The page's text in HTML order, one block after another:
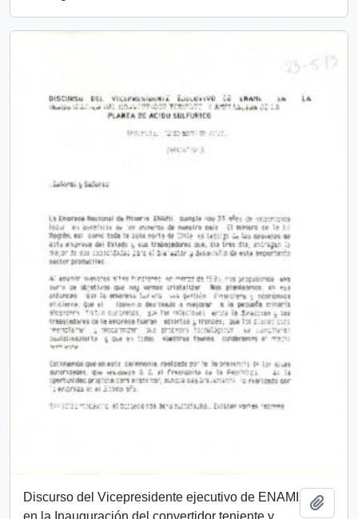
Discurso del Vicepresidente ejecutivo de ENAMI
en la Inauguración del convertidor teniente y